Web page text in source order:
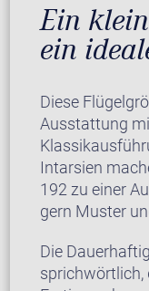
Ein
ein
Diese
Ausstattung
Intarsien
192 zu einer
gern Muster
Die
sprichwörtlich,